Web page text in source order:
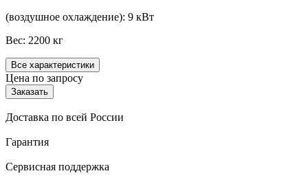
(воздушное охлаждение): 9 кВт
Вес: 2200 кг
Все характеристики
Цена по запросу
Заказать
Доставка по всей России
Гарантия
Сервисная поддержка